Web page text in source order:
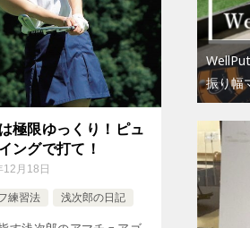
極限ゆっくり！ピュ
ングで打て！
月18日
練習法 浅次郎の日記
振り幅